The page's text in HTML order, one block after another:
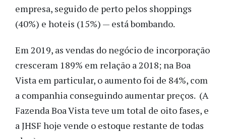
empresa, seguido de perto pelos shoppings
(40%) e hoteis (15%) — está bombando.
Em 2019, as vendas do negócio de incorporação
cresceram 189% em relação a 2018; na Boa
Vista em particular, o aumento foi de 84%, com
a companhia conseguindo aumentar preços. (A
Fazenda Boa Vista teve um total de oito fases, e
a JHSF hoje vende o estoque restante de todas